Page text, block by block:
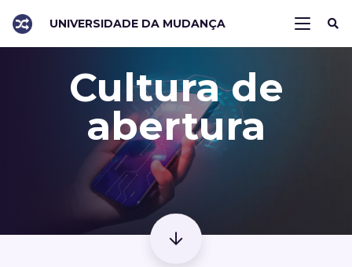
UNIVERSIDADE DA MUDANÇA
Cultura de
abertura